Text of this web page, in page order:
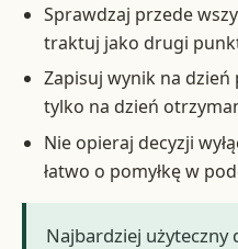
Sprawdzaj przede
traktuj jako drugi
Zapisuj wynik na dzień
tylko na dzień
Nie opieraj decyzji
łatwo o pomyłkę w
Najbardziej